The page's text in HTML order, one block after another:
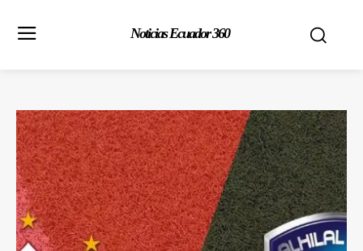
Noticias Ecuador 360